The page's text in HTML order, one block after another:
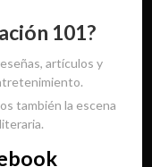
101?
artículos y
también la escena